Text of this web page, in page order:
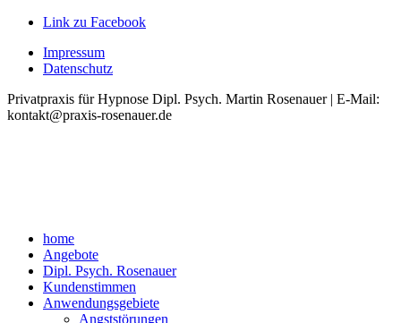
Link zu Facebook
Impressum
Datenschutz
Privatpraxis für Hypnose Dipl. Psych. Martin Rosenauer | E-Mail:
kontakt@praxis-rosenauer.de
home
Angebote
Dipl. Psych. Rosenauer
Kundenstimmen
Anwendungsgebiete
Angststörungen